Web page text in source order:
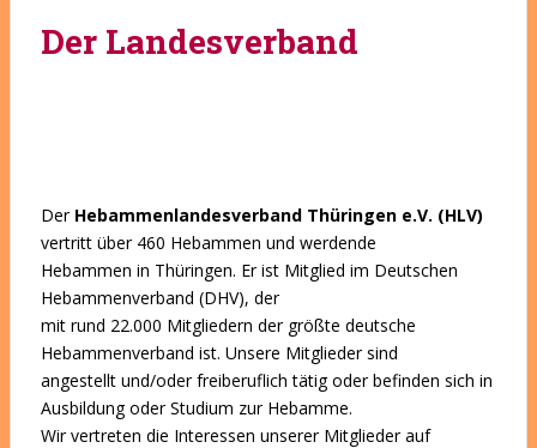
Der Landesverband
Der Hebammenlandesverband Thüringen e.V. (HLV)
vertritt über 460 Hebammen und werdende
Hebammen in Thüringen. Er ist Mitglied im Deutschen
Hebammenverband (DHV), der
mit rund 22.000 Mitgliedern der größte deutsche
Hebammenverband ist. Unsere Mitglieder sind
angestellt und/oder freiberuflich tätig oder befinden sich in
Ausbildung oder Studium zur Hebamme.
Wir vertreten die Interessen unserer Mitglieder auf